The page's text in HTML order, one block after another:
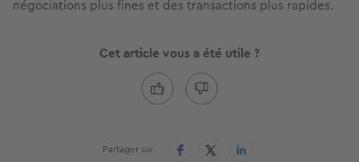
négociations plus fines et des transactions plus rapides.
Cet article vous a été utile ?
Partager sur